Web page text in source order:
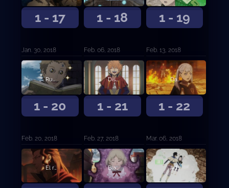
1 - 17
Jan. 30, 2018
1 - 18
Feb. 06, 2018
1 - 19
Feb. 13, 2018
1 - 20
Runión en la capital
Feb. 20, 2018
1 - 21
Disturbios en la capital
Feb. 27, 2018
1 - 22
Danza bulliciosa de magia
Mar. 06, 2018
El rey león carmesí Blackout Adversidad